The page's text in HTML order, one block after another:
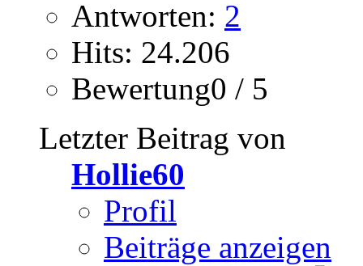
Antworten: 2
Hits: 24.206
Bewertung0 / 5
Letzter Beitrag von
Hollie60
Profil
Beiträge anzeigen